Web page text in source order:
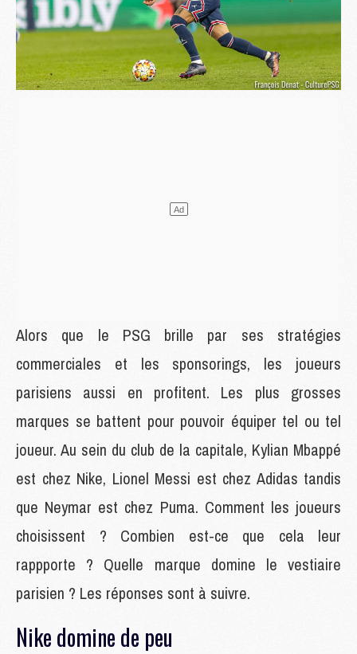
Alors que le PSG brille par ses stratégies
commerciales et les sponsorings, les joueurs
parisiens aussi en profitent. Les plus grosses
marques se battent pour pouvoir équiper tel ou tel
joueur. Au sein du club de la capitale, Kylian Mbappé
est chez Nike, Lionel Messi est chez Adidas tandis
que Neymar est chez Puma. Comment les joueurs
choisissent ? Combien est-ce que cela leur
rappporte ? Quelle marque domine le vestiaire
parisien ? Les réponses sont à suivre.
Nike domine de peu